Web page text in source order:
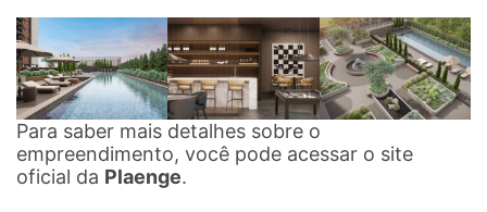
Para saber mais detalhes sobre o
empreendimento, você pode acessar o site
oficial da Plaenge.